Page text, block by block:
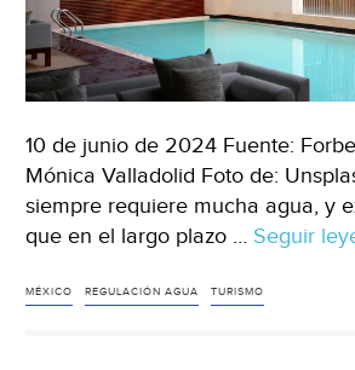
País)
10 de junio de 2024 Fuente:
Mónica Valladolid Foto de:
siempre requiere mucha agua, y
que en el largo plazo … Seguir
MÉXICO REGULACIÓN AGUA TURISMO